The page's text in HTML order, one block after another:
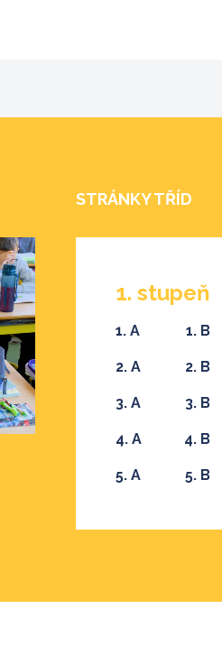
STRÁNKY TŘÍD
1. stupeň
1. A 1. B
2. A 2. B
3. A 3. B
4. A 4. B
5. A 5. B